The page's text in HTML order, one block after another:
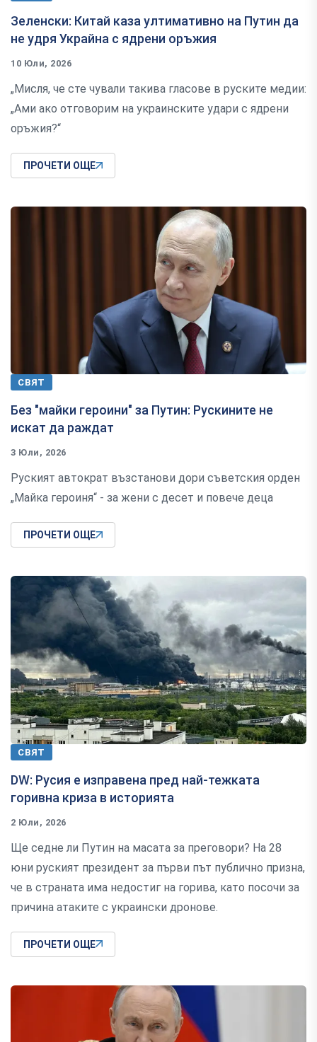
Зеленски: Китай каза ултимативно на Путин да
не удря Украйна с ядрени оръжия
10 Юли, 2026
„Мисля, че сте чували такива гласове в руските медии:
„Ами ако отговорим на украинските удари с ядрени
оръжия?“
ПРОЧЕТИ ОЩЕ
СВЯТ
Без "майки героини" за Путин: Рускините не
искат да раждат
3 Юли, 2026
Руският автократ възстанови дори съветския орден
„Майка героиня“ - за жени с десет и повече деца
ПРОЧЕТИ ОЩЕ
СВЯТ
DW: Русия е изправена пред най-тежката
горивна криза в историята
2 Юли, 2026
Ще седне ли Путин на масата за преговори? На 28
юни руският президент за първи път публично призна,
че в страната има недостиг на горива, като посочи за
причина атаките с украински дронове.
ПРОЧЕТИ ОЩЕ